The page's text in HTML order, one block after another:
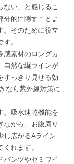
ない」と感じるこ
分的に隠すことよ
。そのために役立
。
感素材のロングカ
自然な縦ラインが
すっきり見せる効
なら紫外線対策に
。吸水速乾機能を
ながら、お腹周り
し広がるAライン
れます。
パンツやセミワイ